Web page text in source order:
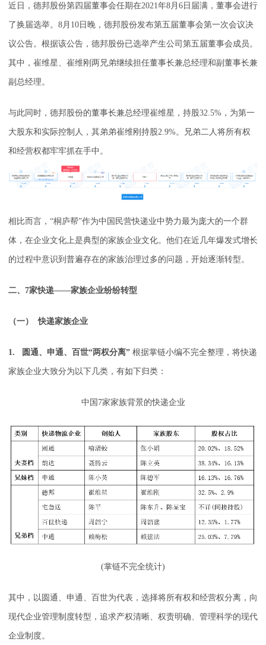
近日，德邦股份第四届董事会任期在2021年8月6日届满，董事会进行
了换届选举。8月10日晚，德邦股份发布第五届董事会第一次会议决
议公告。根据该公告，德邦股份已选举产生公司第五届董事会成员。
其中，崔维星、崔维刚两兄弟继续担任董事长兼总经理和副董事长兼
副总经理。
与此同时，德邦股份的董事长兼总经理崔维星，持股32.5%，为第一
大股东和实际控制人，其弟弟崔维刚持股2.9%。兄弟二人将所有权
和经营权都牢牢抓在手中。
相比而言，“桐庐帮”作为中国民营快递业中势力最为庞大的一个群
体，在企业文化上是典型的家族企业文化。他们在近几年爆发式增长
的过程中意识到普遍存在的家族治理过多的问题，开始逐渐转型。
二、7家快递――家族企业纷纷转型
（一） 快递家族企业
1. 圆通、申通、百世“两权分离” 根据掌链小编不完全整理，将快递
家族企业大致分为以下几类，有如下归类：
中国7家家族背景的快递企业
(掌链不完全统计)
其中，以圆通、申通、百世为代表，选择将所有权和经营权分离，向
现代企业管理制度转型，追求产权清晰、权责明确、管理科学的现代
企业制度。